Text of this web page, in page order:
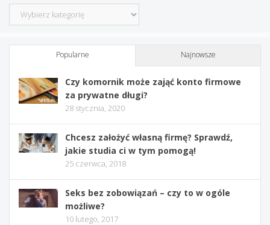
Kategorie
Popularne Najnowsze
Czy komornik może zająć konto firmowe
za prywatne długi?
28 stycznia, 2020
Chcesz założyć własną firmę? Sprawdź,
jakie studia ci w tym pomogą!
25 czerwca, 2018
Seks bez zobowiązań – czy to w ogóle
możliwe?
10 lutego, 2017